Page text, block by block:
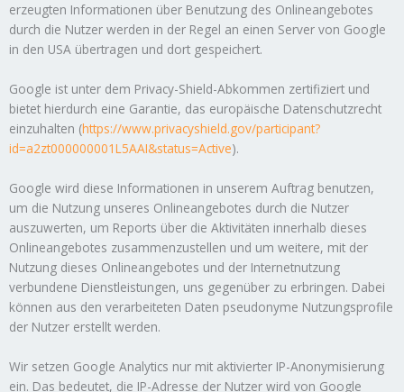
erzeugten Informationen über Benutzung des Onlineangebotes
durch die Nutzer werden in der Regel an einen Server von Google
in den USA übertragen und dort gespeichert.
Google ist unter dem Privacy-Shield-Abkommen zertifiziert und
bietet hierdurch eine Garantie, das europäische Datenschutzrecht
einzuhalten (https://www.privacyshield.gov/participant?
id=a2zt000000001L5AAI&status=Active).
Google wird diese Informationen in unserem Auftrag benutzen,
um die Nutzung unseres Onlineangebotes durch die Nutzer
auszuwerten, um Reports über die Aktivitäten innerhalb dieses
Onlineangebotes zusammenzustellen und um weitere, mit der
Nutzung dieses Onlineangebotes und der Internetnutzung
verbundene Dienstleistungen, uns gegenüber zu erbringen. Dabei
können aus den verarbeiteten Daten pseudonyme Nutzungsprofile
der Nutzer erstellt werden.
Wir setzen Google Analytics nur mit aktivierter IP-Anonymisierung
ein. Das bedeutet, die IP-Adresse der Nutzer wird von Google